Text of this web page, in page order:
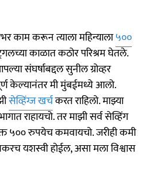
काम करून त्याला महिन्याला५००
काळात कठोर परिश्रम घेतले.
संघर्षाबद्दल सुनील ग्रोव्हर
केल्यानंतर मी मुंबईमध्ये आलो.
सेव्हिंग्ज खर्चकरत राहिलो. माझ्या
राहायचो. तर माझी सर्व सेव्हिंग
५०० रुपयेच कमवायचो. जरीही कमी
यशस्वी होईल, असा मला विश्वास